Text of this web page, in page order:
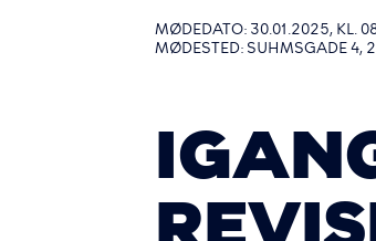
MØDEDATO: 30.01.2025, KL.
MØDESTED: SUHMSGADE 4,